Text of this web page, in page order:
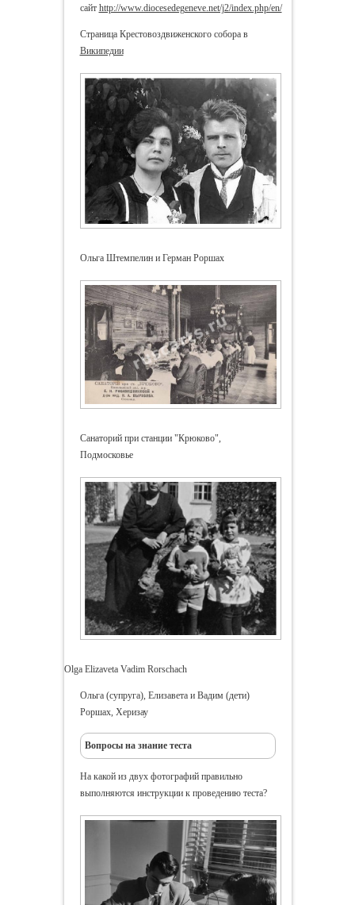
сайт http://www.diocesedegeneve.net/j2/index.php/en/
Страница Крестовоздвиженского собора в
Википедии
Ольга Штемпелин и Герман Роршах
Санаторий при станции "Крюково",
Подмосковье
Olga Elizaveta Vadim Rorschach
Ольга (супруга), Елизавета и Вадим (дети)
Роршах, Херизау
Вопросы на знание теста
На какой из двух фотографий правильно
выполняются инструкции к проведению теста?